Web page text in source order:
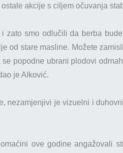
akcije s ciljem očuvanja
zato smo odlučili da berba
od stare masline. Možete
popodne ubrani plodovi
je Alković.
nezamjenjivi je vizuelni i
ove godine angažovali